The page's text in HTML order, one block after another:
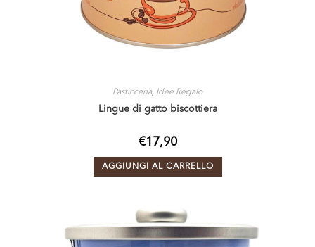
Pasticceria, Idee Regalo
Lingue di gatto biscottiera
€17,90
AGGIUNGI AL CARRELLO